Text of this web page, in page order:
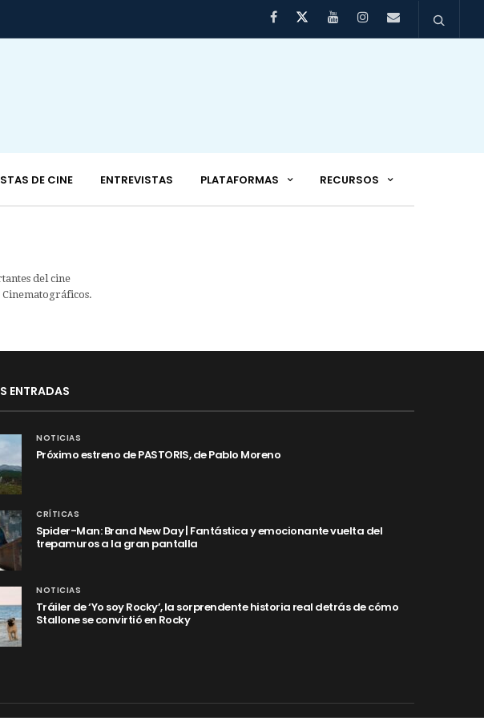
DE CINE ENTREVISTAS PLATAFORMAS RECURSOS
del cine
ENTRADAS
NOTICIAS
Próximo estreno de PASTORIS, de Pablo Moreno
CRÍTICAS
Spider-Man: Brand New Day | Fantástica y emocionante vuelta del
trepamuros a la gran pantalla
NOTICIAS
Tráiler de ‘Yo soy Rocky’, la sorprendente historia real detrás de cómo
Stallone se convirtió en Rocky